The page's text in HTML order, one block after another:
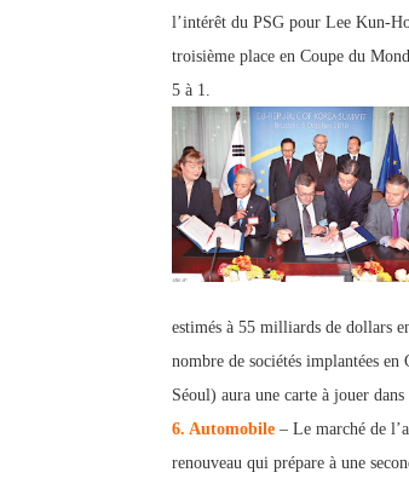
l’intérêt du PSG pour Lee Kun-
troisième place en Coupe du
5 à 1.
estimés à 55 milliards de dollars
nombre de sociétés implantées en
Séoul) aura une carte à jouer
6. Automobile – Le marché de
renouveau qui prépare à une